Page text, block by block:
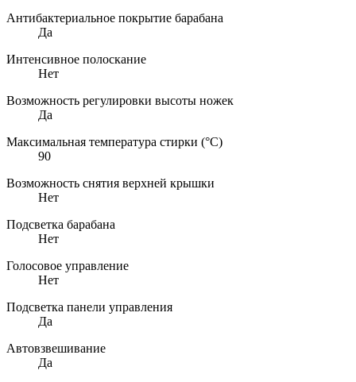
Антибактериальное покрытие барабана
Да
Интенсивное полоскание
Нет
Возможность регулировки высоты ножек
Да
Максимальная температура стирки (°C)
90
Возможность снятия верхней крышки
Нет
Подсветка барабана
Нет
Голосовое управление
Нет
Подсветка панели управления
Да
Автовзвешивание
Да